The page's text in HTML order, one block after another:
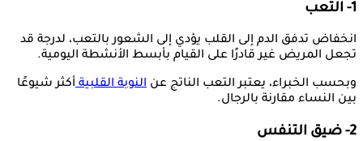
1- التعب
انخفاض تدفق الدم إلى القلب يؤدي إلى الشعور بالتعب، لدرجة قد
تجعل المريض غير قادرًا على القيام بأبسط الأنشطة اليومية.
وبحسب الخبراء، يعتبر التعب الناتج عن النوبة القلبيةأكثر شيوعًا
بين النساء مقارنة بالرجال.
2- ضيق التنفس